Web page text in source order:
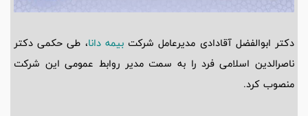
دکتر ابوالفضل آقادادی مدیرعامل شرکتبیمه دانا، طی حکمی دکتر
ناصرالدین اسلامی فرد را به سمت مدیر روابط عمومی این شرکت
منصوب کرد.